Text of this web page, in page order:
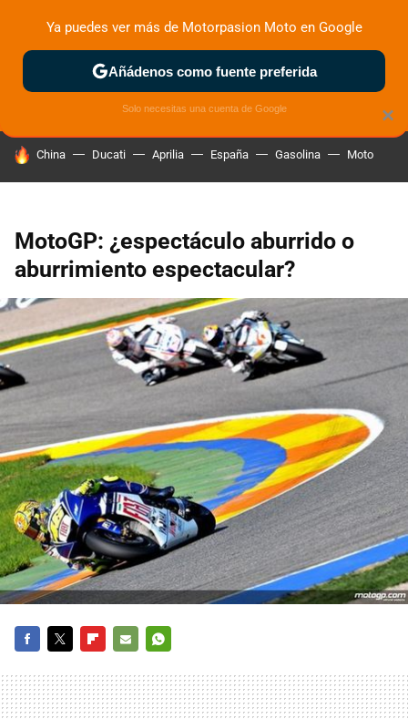
ZONA DE PRUEBAS DEPORTIVAS MOTOS ELÉCTRICAS
HOY SE HABLA DE
China Ducati Aprilia España Gasolina Moto
MotoGP: ¿espectáculo aburrido o
aburrimiento espectacular?
MAIL
×
Ya puedes ver más de Motorpasion Moto en Google
Añádenos como fuente preferida
Solo necesitas una cuenta de Google